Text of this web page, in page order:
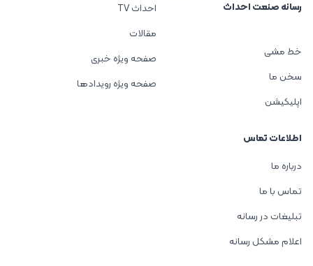
رسانه صنعت احداث
خط مشی
سخن ما
اپلیکیشن
احداث TV
مقالات
صفحه ویژه خبری
صفحه ویژه رویدادها
اطلاعات تماس
درباره ما
تماس با ما
تبلیغات در رسانه
اعلام مشکل رسانه